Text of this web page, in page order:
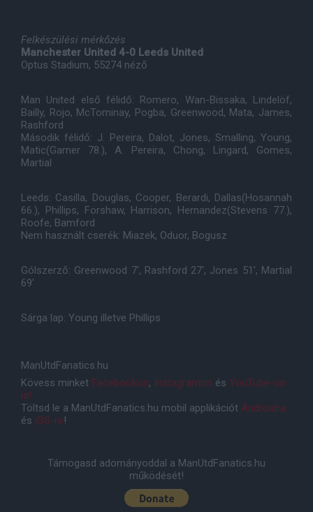
Felkészülési mérkőzés
Manchester United 4-0 Leeds United
Optus Stadium, 55274 néző
Man United első félidő: Romero, Wan-Bissaka, Lindelöf,
Bailly, Rojo, McTominay, Pogba, Greenwood, Mata, James,
Rashford
Második félidő: J. Pereira, Dalot, Jones, Smalling, Young,
Matic(Garner 78.), A. Pereira, Chong, Lingard, Gomes,
Martial
Leeds: Casilla, Douglas, Cooper, Berardi, Dallas(Hosannah
66.), Phillips, Forshaw, Harrison, Hernandez(Stevens 77.),
Roofe, Bamford
Nem használt cserék: Miazek, Oduor, Bogusz
Gólszerző: Greenwood 7', Rashford 27', Jones 51', Martial
69'
Sárga lap: Young illetve Phillips
ManUtdFanatics.hu
Kövess minket Facebookon, Instagramon és YouTube-on
is!
Töltsd le a ManUtdFanatics.hu mobil applikációt Androidra
és iOS-re!
Támogasd adományoddal a ManUtdFanatics.hu
működését!